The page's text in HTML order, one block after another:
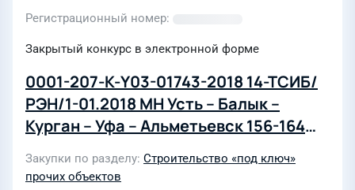
Регистрационный номер
Закрытый конкурс в электронной форме
0001-207-К-Y03-01743-2018 14-ТСИБ/
РЭН/1-01.2018 МН Усть – Балык –
Курган – Уфа – Альметьевск 156-164
Тобольское УМН.
Закупки по разделу Строительство «под ключ»
прочих объектов